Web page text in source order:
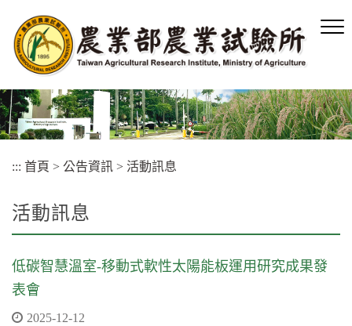
容
區
塊
::: 首頁 > 公告資訊 > 活動訊息
活動訊息
低碳智慧溫室-移動式軟性太陽能板運用研究成果發
表會
2025-12-12